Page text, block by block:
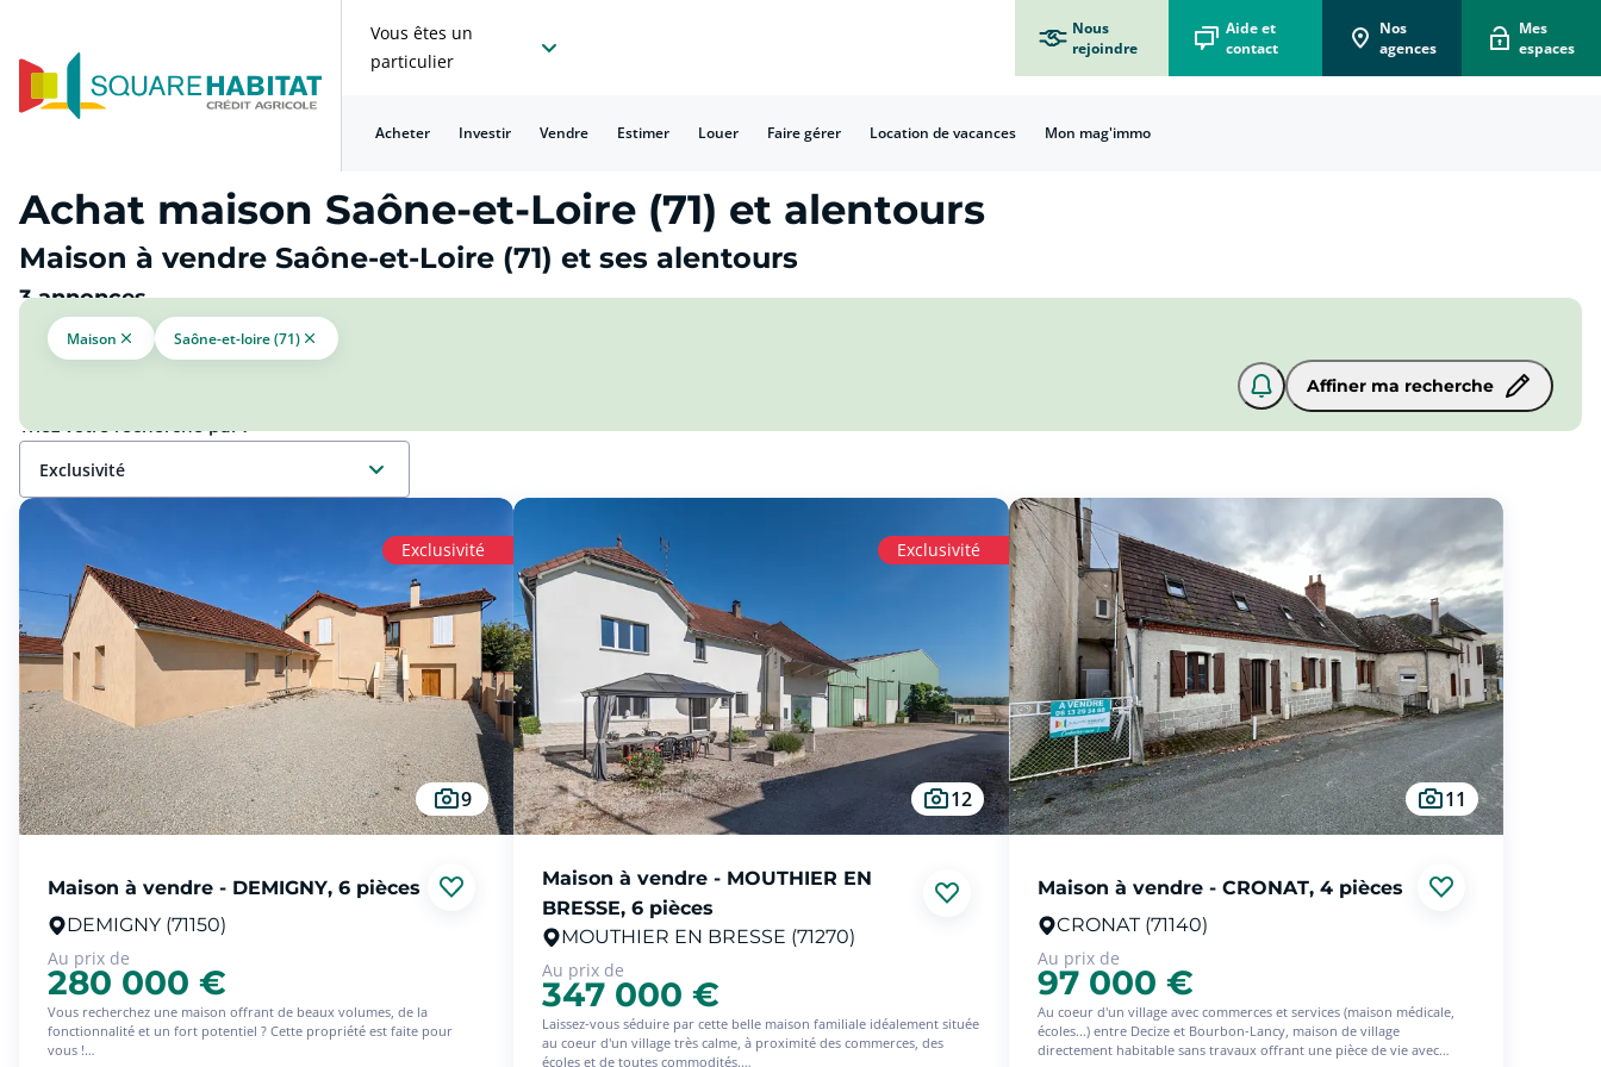
Vous êtes un
particulier
Nous
rejoindre
Aide et
contact
Nos
agences
Mes
espaces
Acheter Investir Vendre Estimer Louer Faire gérer Location de vacances Mon mag'immo
Achat maison Saône-et-Loire (71) et alentours
Maison à vendre Saône-et-Loire (71) et ses alentours
3 annonces
Maison Saône-et-loire (71)
Affiner ma recherche
Triez votre recherche par :
exclusivité
Exclusivité
9
Maison à vendre - DEMIGNY, 6 pièces
DEMIGNY (71150)
Au prix de
280 000 €
Vous recherchez une maison offrant de beaux volumes, de la
fonctionnalité et un fort potentiel ? Cette propriété est faite pour
vous !
Exclusivité
12
Maison à vendre - MOUTHIER EN
BRESSE, 6 pièces
MOUTHIER EN BRESSE (71270)
Au prix de
347 000 €
Laissez-vous séduire par cette belle maison familiale idéalement située
au coeur d'un village très calme, à proximité des commerces, des
écoles et de toutes commodités.
11
Maison à vendre - CRONAT, 4 pièces
CRONAT (71140)
Au prix de
97 000 €
Au coeur d'un village avec commerces et services (maison médicale,
écoles...) entre Decize et Bourbon-Lancy, maison de village
directement habitable sans travaux offrant une pièce de vie avec